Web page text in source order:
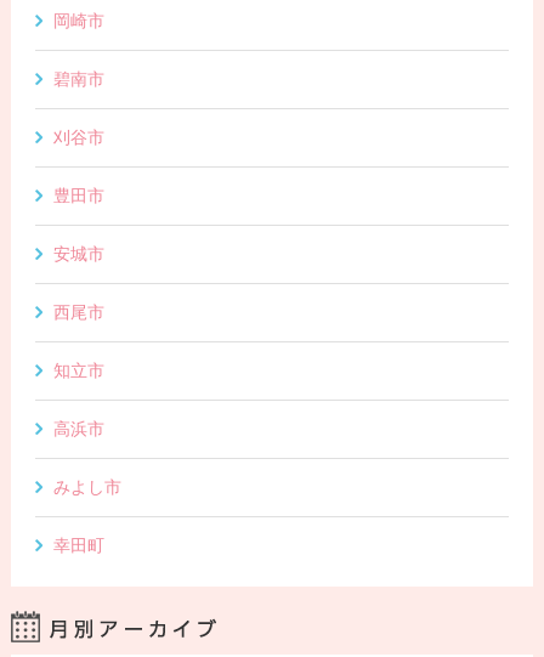
岡崎市
碧南市
刈谷市
豊田市
安城市
西尾市
知立市
高浜市
みよし市
幸田町